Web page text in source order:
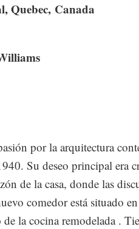
Quebec, Canada
por la arquitectura
Su deseo principal era
de la casa, donde las
comedor está situado
la cocina remodelada .